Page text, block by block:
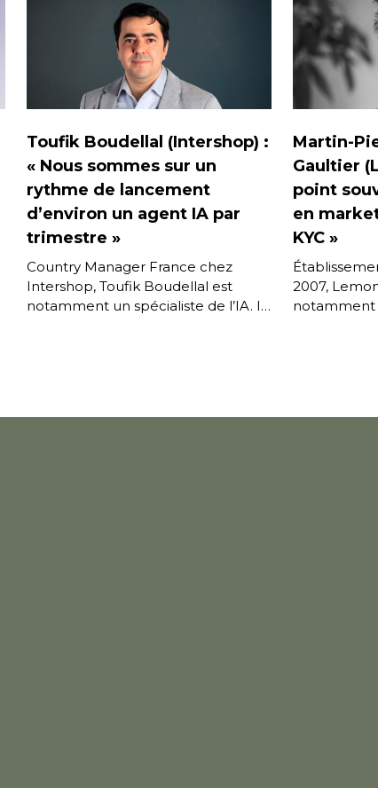
Toufik Boudellal (Intershop) :
« Nous sommes sur un
rythme de lancement
d’environ un agent IA par
trimestre »
Country Manager France chez
Intershop, Toufik Boudellal est
notamment un spécialiste de l’IA. Il
Martin-
Gaultier
point
en
KYC »
2007,
notamment